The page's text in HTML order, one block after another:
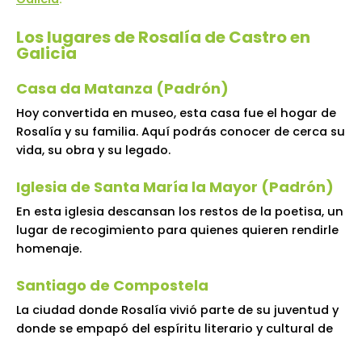
Los lugares de Rosalía de Castro en
Galicia
Casa da Matanza (Padrón)
Hoy convertida en museo, esta casa fue el hogar de
Rosalía y su familia. Aquí podrás conocer de cerca su
vida, su obra y su legado.
Iglesia de Santa María la Mayor (Padrón)
En esta iglesia descansan los restos de la poetisa, un
lugar de recogimiento para quienes quieren rendirle
homenaje.
Santiago de Compostela
La ciudad donde Rosalía vivió parte de su juventud y
donde se empapó del espíritu literario y cultural de